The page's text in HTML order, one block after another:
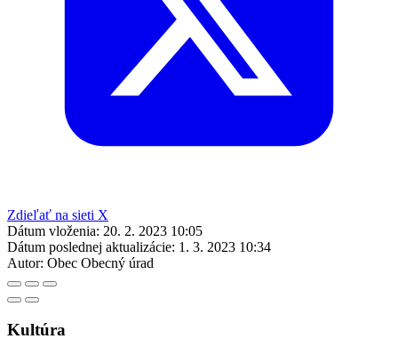
Zdieľať na sieti X
Dátum vloženia: 20. 2. 2023 10:05
Dátum poslednej aktualizácie: 1. 3. 2023 10:34
Autor: Obec Obecný úrad
Kultúra